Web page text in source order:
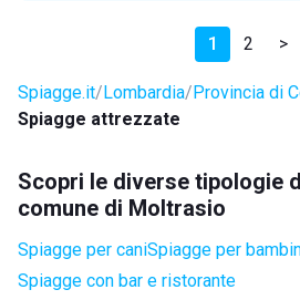
1 2 >
Spiagge.it Lombardia Provincia di
Spiagge attrezzate
Scopri le diverse tipologie
comune di Moltrasio
Spiagge per caniSpiagge per
Spiagge con bar e ristorante